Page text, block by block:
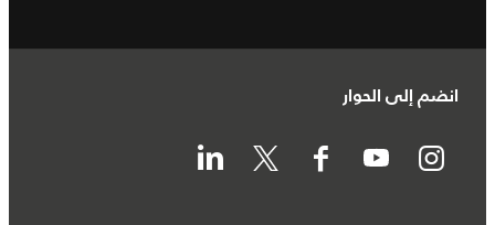
انضم إلى الحوار